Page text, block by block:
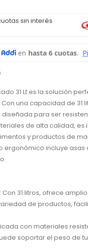
sin interés
31 Lt es la solución
una capacidad de 31
para ser
de alta calidad, es
y productos de
ergonómico incluye
31 litros, ofrece
de productos,
con materiales
soportar el peso de